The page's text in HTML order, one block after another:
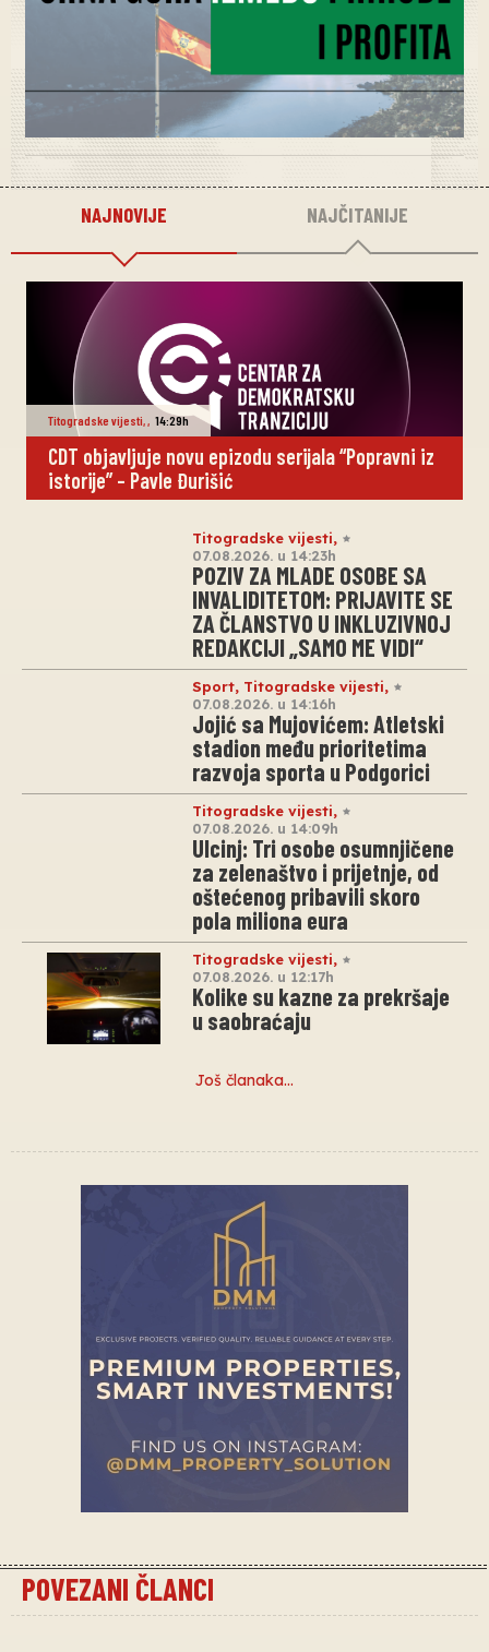
NAJNOVIJE NAJČITANIJE
Titogradske vijesti,, 14:29h
CDT objavljuje novu epizodu serijala “Popravni iz
istorije” – Pavle Đurišić
Titogradske vijesti,
07.08.2026. u 14:23h
POZIV ZA MLADE OSOBE SA
INVALIDITETOM: PRIJAVITE SE
ZA ČLANSTVO U INKLUZIVNOJ
REDAKCIJI „SAMO ME VIDI“
Sport, Titogradske vijesti,
07.08.2026. u 14:16h
Jojić sa Mujovićem: Atletski
stadion među prioritetima
razvoja sporta u Podgorici
Titogradske vijesti,
07.08.2026. u 14:09h
Ulcinj: Tri osobe osumnjičene
za zelenaštvo i prijetnje, od
oštećenog pribavili skoro
pola miliona eura
Titogradske vijesti,
07.08.2026. u 12:17h
Kolike su kazne za prekršaje
u saobraćaju
Još članaka…
POVEZANI ČLANCI